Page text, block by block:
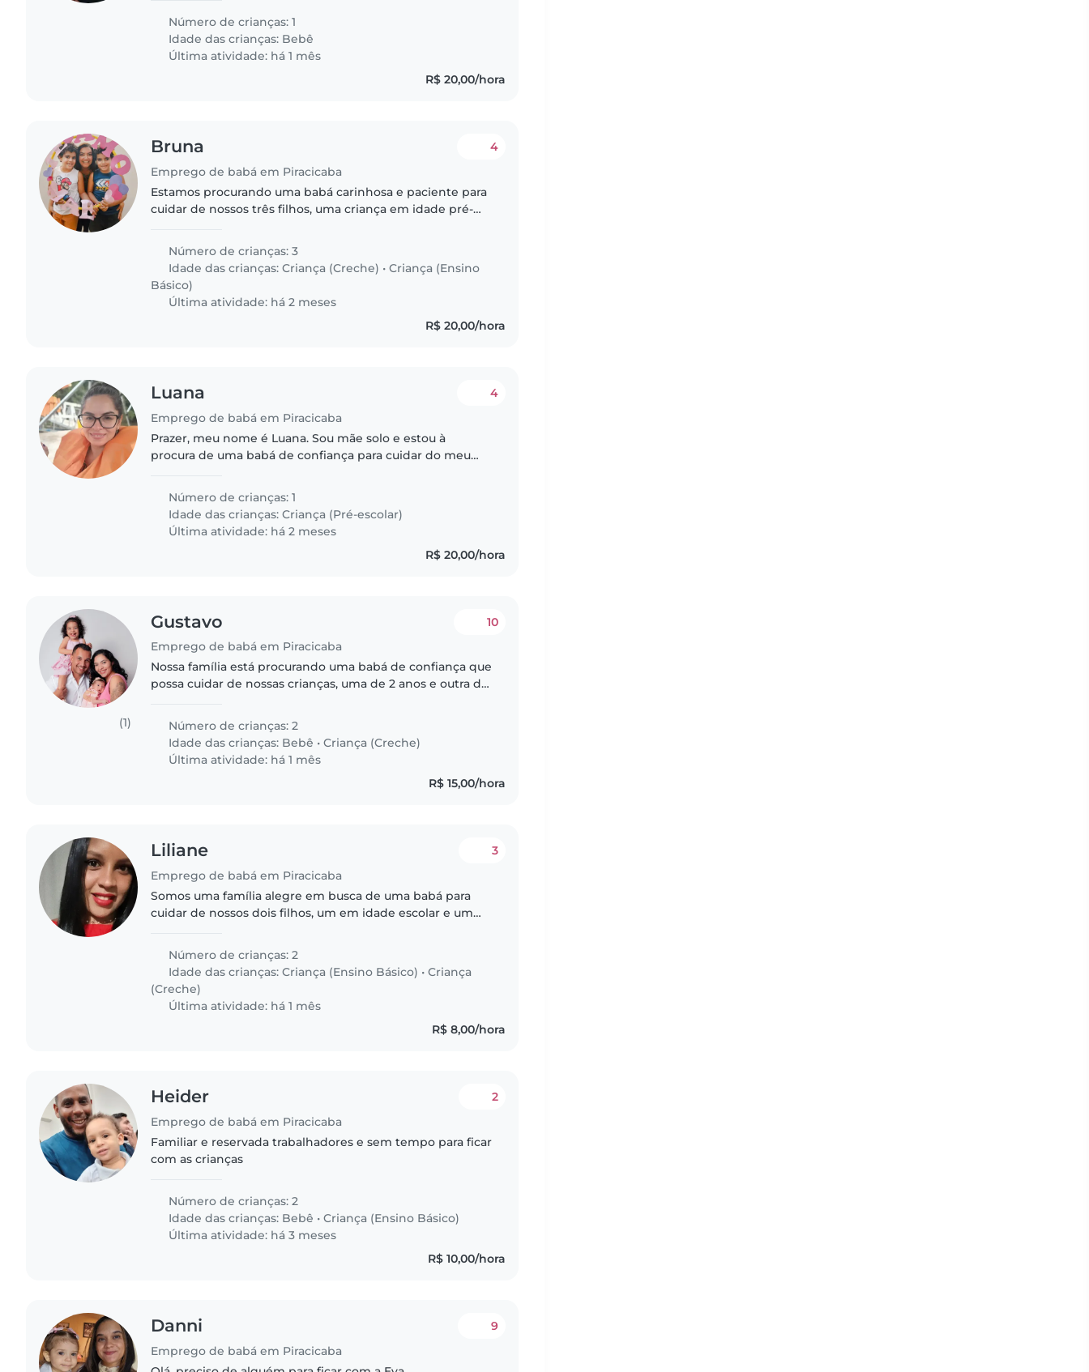
com crianças e possa nos ajudar..
Número de crianças: 1
Idade das crianças: Bebê
Última atividade: há 1 mês
R$ 20,00/hora
Bruna
Emprego de babá em Piracicaba
4
Estamos procurando uma babá carinhosa e paciente para
cuidar de nossos três filhos, uma criança em idade pré-
acolhedora e valoriza..
Número de crianças: 3
Idade das crianças:Criança (Creche) •Criança (Ensino
Básico)
Última atividade: há 2 meses
R$ 20,00/hora
Luana
Emprego de babá em Piracicaba
4
Prazer, meu nome é Luana. Sou mãe solo e estou à
procura de uma babá de confiança para cuidar do meu
Número de crianças: 1
Idade das crianças:Criança (Pré-escolar)
Última atividade: há 2 meses
R$ 20,00/hora
(1)
Gustavo
Emprego de babá em Piracicaba
10
Nossa família está procurando uma babá de confiança que
possa cuidar de nossas crianças, uma de 2 anos e outra de
alguns dias..
Número de crianças: 2
Idade das crianças: Bebê •Criança (Creche)
Última atividade: há 1 mês
R$ 15,00/hora
Liliane
Emprego de babá em Piracicaba
3
Somos uma família alegre em busca de uma babá para
cuidar de nossos dois filhos, um em idade escolar e um
criativas e brincalhonas...
Número de crianças: 2
Idade das crianças:Criança (Ensino Básico) •Criança
(Creche)
Última atividade: há 1 mês
R$ 8,00/hora
Heider
Emprego de babá em Piracicaba
2
Familiar e reservada trabalhadores e sem tempo para ficar
com as crianças
Número de crianças: 2
Idade das crianças: Bebê •Criança (Ensino Básico)
Última atividade: há 3 meses
R$ 10,00/hora
Danni
Emprego de babá em Piracicaba
9